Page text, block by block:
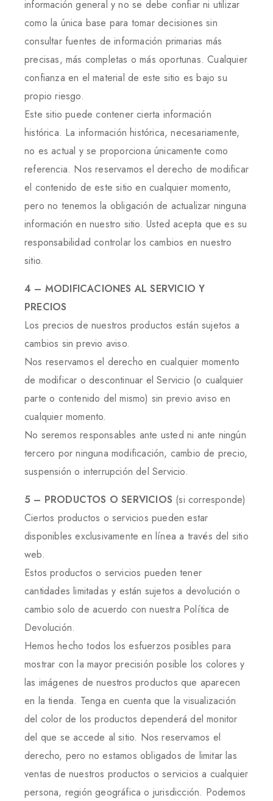
información general y no se debe confiar ni utilizar
como la única base para tomar decisiones sin
consultar fuentes de información primarias más
precisas, más completas o más oportunas. Cualquier
confianza en el material de este sitio es bajo su
propio riesgo.
Este sitio puede contener cierta información
histórica. La información histórica, necesariamente,
no es actual y se proporciona únicamente como
referencia. Nos reservamos el derecho de modificar
el contenido de este sitio en cualquier momento,
pero no tenemos la obligación de actualizar ninguna
información en nuestro sitio. Usted acepta que es su
responsabilidad controlar los cambios en nuestro
sitio.
4 – MODIFICACIONES AL SERVICIO Y
PRECIOS
Los precios de nuestros productos están sujetos a
cambios sin previo aviso.
Nos reservamos el derecho en cualquier momento
de modificar o descontinuar el Servicio (o cualquier
parte o contenido del mismo) sin previo aviso en
cualquier momento.
No seremos responsables ante usted ni ante ningún
tercero por ninguna modificación, cambio de precio,
suspensión o interrupción del Servicio.
5 – PRODUCTOS O SERVICIOS (si corresponde)
Ciertos productos o servicios pueden estar
disponibles exclusivamente en línea a través del sitio
web.
Estos productos o servicios pueden tener
cantidades limitadas y están sujetos a devolución o
cambio solo de acuerdo con nuestra Política de
Devolución.
Hemos hecho todos los esfuerzos posibles para
mostrar con la mayor precisión posible los colores y
las imágenes de nuestros productos que aparecen
en la tienda. Tenga en cuenta que la visualización
del color de los productos dependerá del monitor
del que se accede al sitio. Nos reservamos el
derecho, pero no estamos obligados de limitar las
ventas de nuestros productos o servicios a cualquier
persona, región geográfica o jurisdicción. Podemos